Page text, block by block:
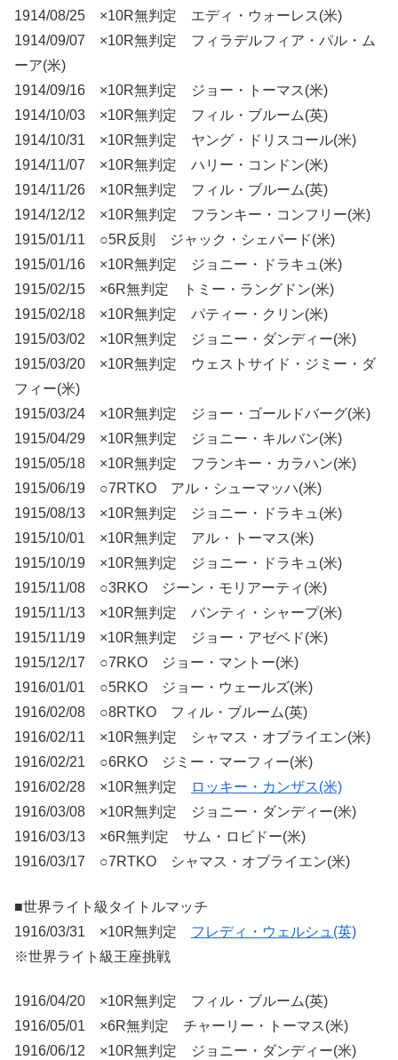
1914/08/25 ×10R無判定 エディ・ウォーレス(米)
1914/09/07 ×10R無判定 フィラデルフィア・パル・ム
ーア(米)
1914/09/16 ×10R無判定 ジョー・トーマス(米)
1914/10/03 ×10R無判定 フィル・ブルーム(英)
1914/10/31 ×10R無判定 ヤング・ドリスコール(米)
1914/11/07 ×10R無判定 ハリー・コンドン(米)
1914/11/26 ×10R無判定 フィル・ブルーム(英)
1914/12/12 ×10R無判定 フランキー・コンフリー(米)
1915/01/11 ○5R反則 ジャック・シェパード(米)
1915/01/16 ×10R無判定 ジョニー・ドラキュ(米)
1915/02/15 ×6R無判定 トミー・ラングドン(米)
1915/02/18 ×10R無判定 パティー・クリン(米)
1915/03/02 ×10R無判定 ジョニー・ダンディー(米)
1915/03/20 ×10R無判定 ウェストサイド・ジミー・ダ
フィー(米)
1915/03/24 ×10R無判定 ジョー・ゴールドバーグ(米)
1915/04/29 ×10R無判定 ジョニー・キルバン(米)
1915/05/18 ×10R無判定 フランキー・カラハン(米)
1915/06/19 ○7RTKO アル・シューマッハ(米)
1915/08/13 ×10R無判定 ジョニー・ドラキュ(米)
1915/10/01 ×10R無判定 アル・トーマス(米)
1915/10/19 ×10R無判定 ジョニー・ドラキュ(米)
1915/11/08 ○3RKO ジーン・モリアーティ(米)
1915/11/13 ×10R無判定 バンティ・シャープ(米)
1915/11/19 ×10R無判定 ジョー・アゼベド(米)
1915/12/17 ○7RKO ジョー・マントー(米)
1916/01/01 ○5RKO ジョー・ウェールズ(米)
1916/02/08 ○8RTKO フィル・ブルーム(英)
1916/02/11 ×10R無判定 シャマス・オブライエン(米)
1916/02/21 ○6RKO ジミー・マーフィー(米)
1916/02/28 ×10R無判定
ロッキー・カンザス(米)
1916/03/08 ×10R無判定 ジョニー・ダンディー(米)
1916/03/13 ×6R無判定 サム・ロビドー(米)
1916/03/17 ○7RTKO シャマス・オブライエン(米)
■世界ライト級タイトルマッチ
1916/03/31 ×10R無判定 フレディ・ウェルシュ(英)
※世界ライト級王座挑戦
1916/04/20 ×10R無判定 フィル・ブルーム(英)
1916/05/01 ×6R無判定 チャーリー・トーマス(米)
1916/06/12 ×10R無判定 ジョニー・ダンディー(米)